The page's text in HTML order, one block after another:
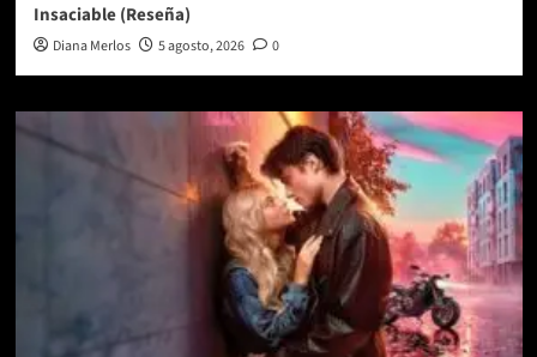
Insaciable (Reseña)
Diana Merlos 5 agosto, 2026 0